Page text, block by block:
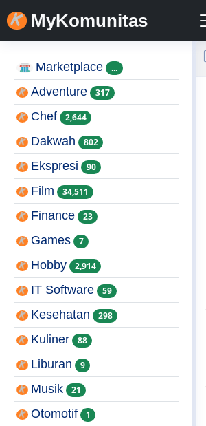
MyKomunitas
Marketplace ...
Adventure 317
Chef 2,644
Dakwah 802
Ekspresi 90
Film 34,511
Finance 23
Games 7
Hobby 2,914
IT Software 59
Kesehatan 298
Kuliner 88
Liburan 9
Musik 21
Otomotif 1